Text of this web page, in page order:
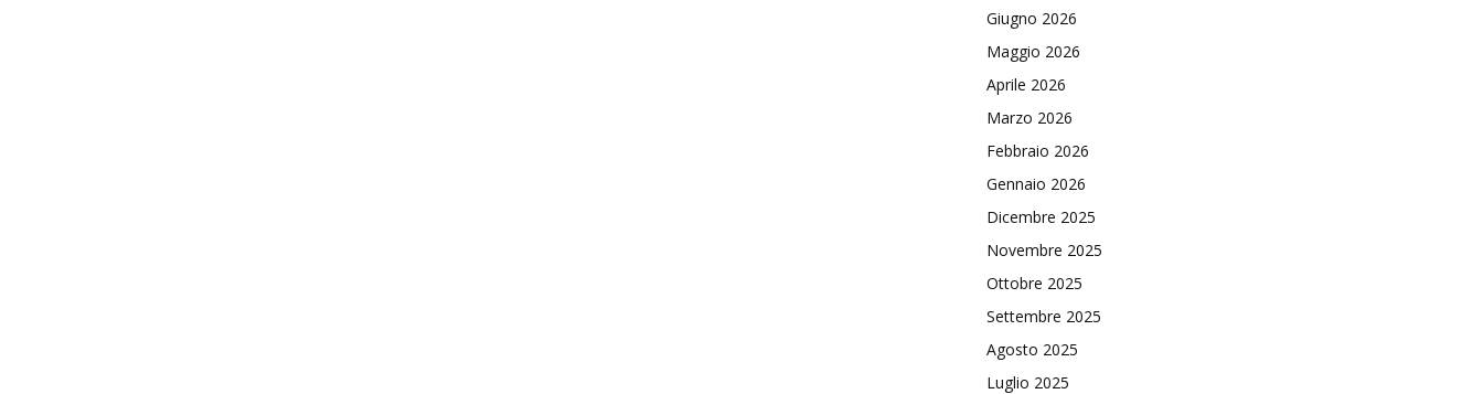
Giugno 2026
Maggio 2026
Aprile 2026
Marzo 2026
Febbraio 2026
Gennaio 2026
Dicembre 2025
Novembre 2025
Ottobre 2025
Settembre 2025
Agosto 2025
Luglio 2025